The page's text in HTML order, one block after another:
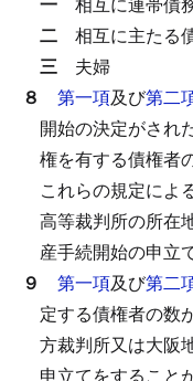
二 相互に主たる
三 夫婦
８ 第一項及び第二
開始の決定がされ
権を有する債権者
これらの規定によ
高等裁判所の所在
産手続開始の申立
９ 第一項及び第二
定する債権者の数
方裁判所又は大阪
申立てをすること